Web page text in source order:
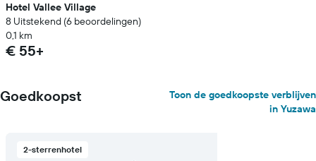
Hotel Vallee Village
8 Uitstekend (6 beoordelingen)
0,1 km
€ 55+
Goedkoopst
Toon de goedkoopste verblijven
in Yuzawa
2-sterrenhotel